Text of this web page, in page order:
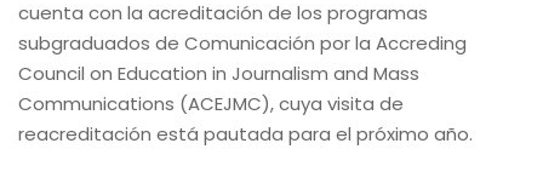
cuenta con la acreditación de los programas
subgraduados de Comunicación por la Accreding
Council on Education in Journalism and Mass
Communications (ACEJMC), cuya visita de
reacreditación está pautada para el próximo año.